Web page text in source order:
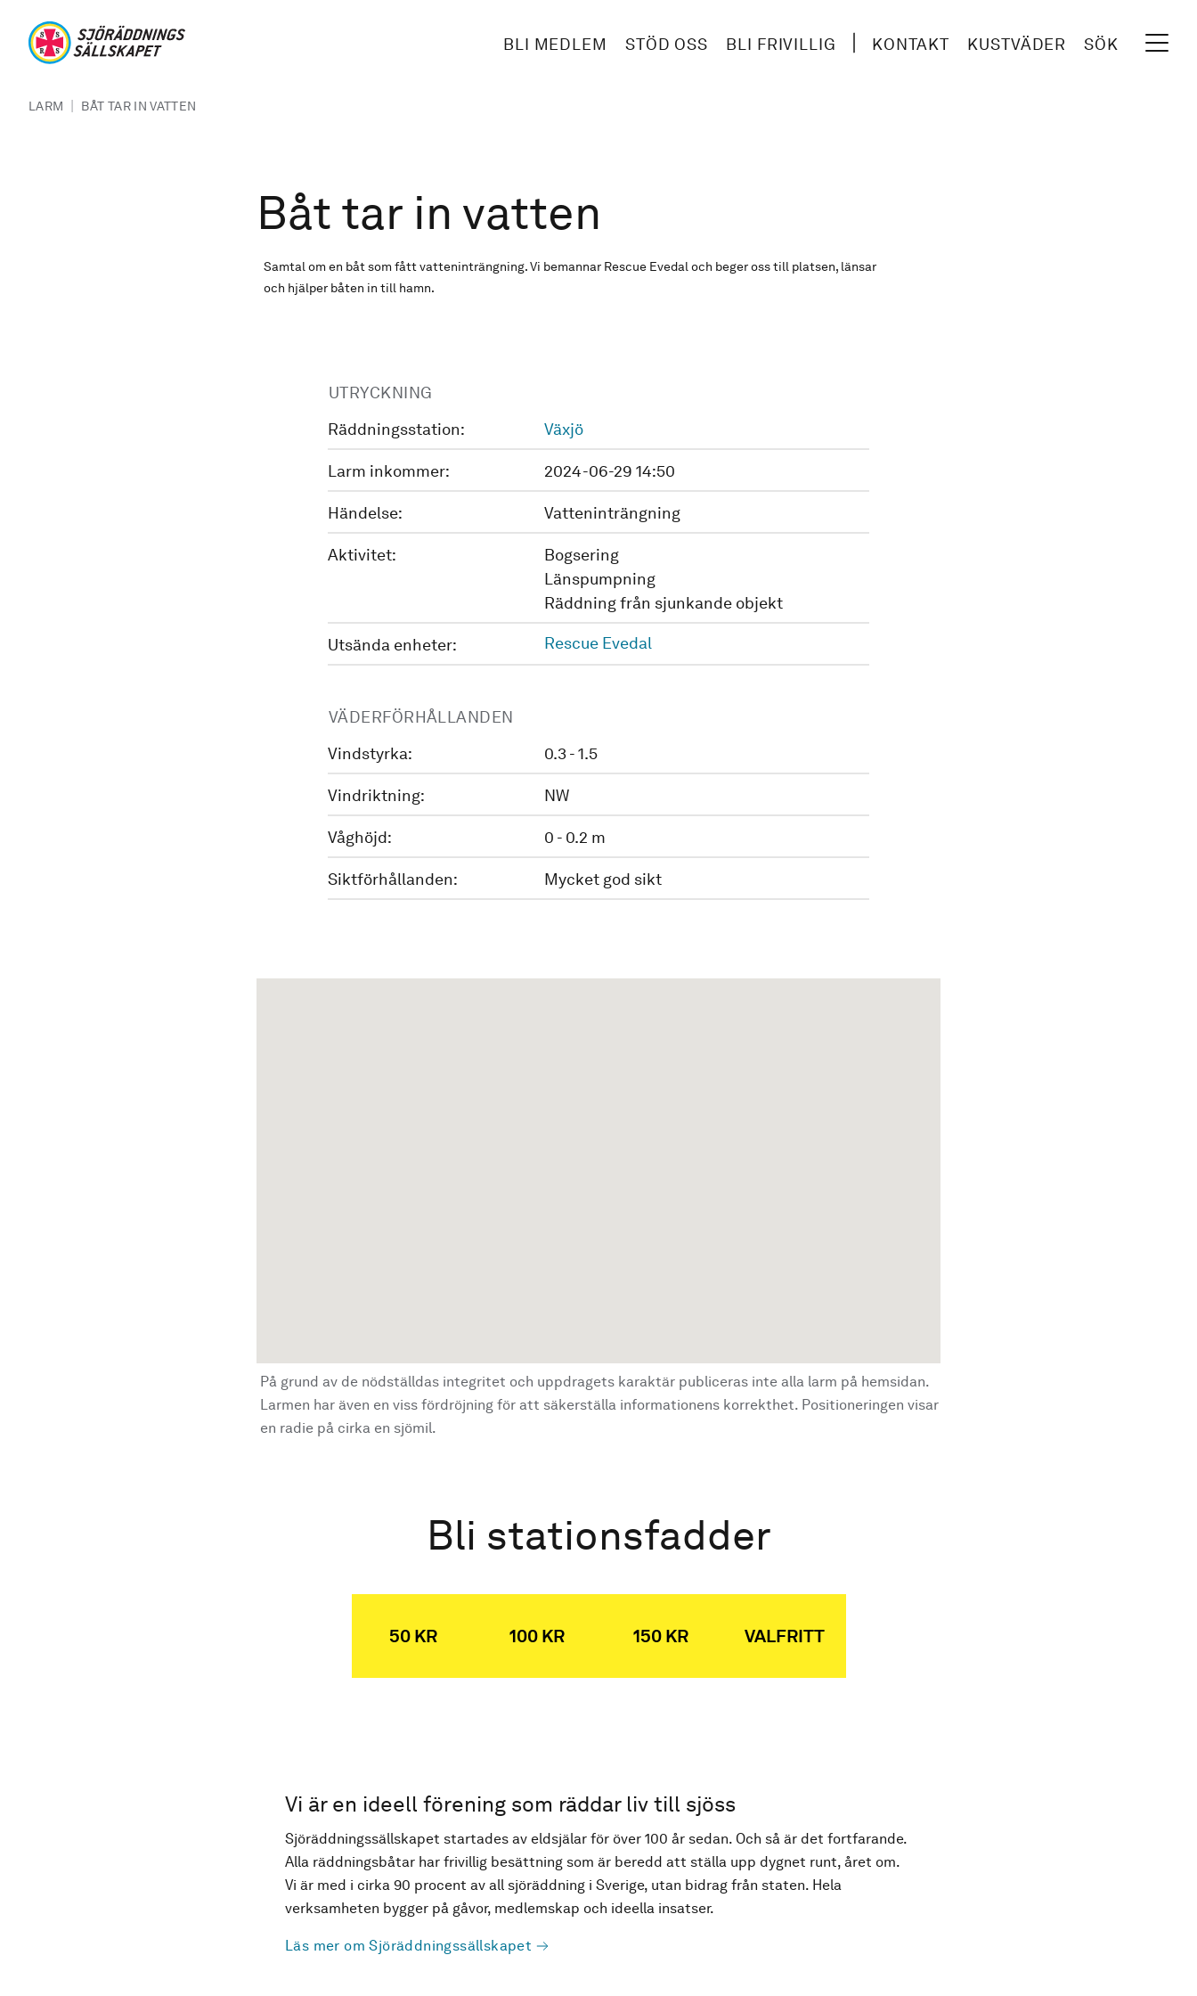
BLI MEDLEM STÖD OSS BLI FRIVILLIG KONTAKT KUSTVÄDER SÖK
LARM | BÅT TAR IN VATTEN
Båt tar in vatten
Samtal om en båt som fått vatteninträngning. Vi bemannar Rescue Evedal och beger oss till platsen, länsar
och hjälper båten in till hamn.
UTRYCKNING
Räddningsstation:
Växjö
Larm inkommer: 2024-06-29 14:50
Händelse: Vatteninträngning
Aktivitet:
Bogsering
Länspumpning
Räddning från sjunkande objekt
Utsända enheter: Rescue Evedal
VÄDERFÖRHÅLLANDEN
Vindstyrka:
0.3 - 1.5
Vindriktning: NW
Våghöjd: 0 - 0.2 m
Siktförhållanden: Mycket god sikt
På grund av de nödställdas integritet och uppdragets karaktär publiceras inte alla larm på hemsidan.
Larmen har även en viss fördröjning för att säkerställa informationens korrekthet. Positioneringen visar
en radie på cirka en sjömil.
Bli stationsfadder
50 KR 100 KR 150 KR VALFRITT
Vi är en ideell förening som räddar liv till sjöss
Sjöräddningssällskapet startades av eldsjälar för över 100 år sedan. Och så är det fortfarande.
Alla räddningsbåtar har frivillig besättning som är beredd att ställa upp dygnet runt, året om.
Vi är med i cirka 90 procent av all sjöräddning i Sverige, utan bidrag från staten. Hela
verksamheten bygger på gåvor, medlemskap och ideella insatser.
Läs mer om Sjöräddningssällskapet